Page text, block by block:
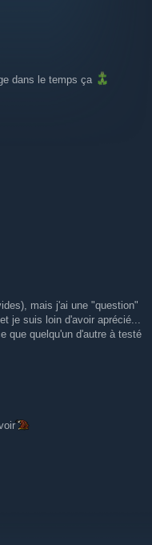
dans le temps ça
mais j'ai une "question"
je suis loin d'avoir aprécié...
que quelqu'un d'autre à testé